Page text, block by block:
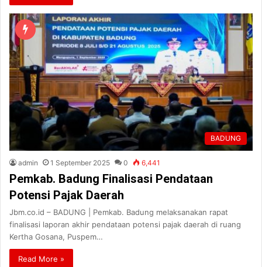
BADUNG
admin 1 September 2025 0 6,441
Pemkab. Badung Finalisasi Pendataan
Potensi Pajak Daerah
Jbm.co.id – BADUNG | Pemkab. Badung melaksanakan rapat
finalisasi laporan akhir pendataan potensi pajak daerah di ruang
Kertha Gosana, Puspem…
Read More »